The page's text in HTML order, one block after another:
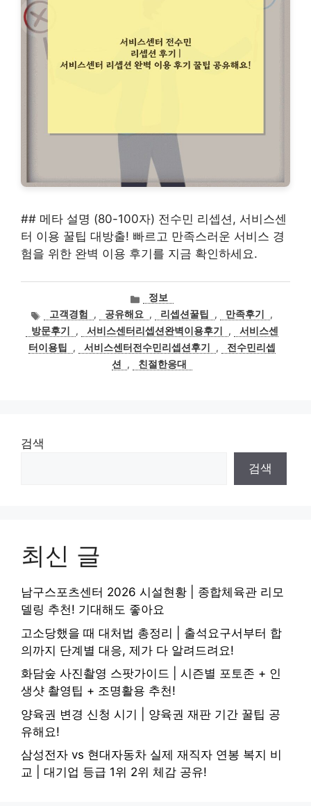
## 메타 설명 (80-100자) 전수민 리셉션, 서비스센
터 이용 꿀팁 대방출! 빠르고 만족스러운 서비스 경
험을 위한 완벽 이용 후기를 지금 확인하세요.
카
고
리
정보
태
그
고객경험 , 공유해요 , 리셉션꿀팁 , 만족후기
,
방문후기
, 서비스센터리셉션완벽이용후기 ,
서비스센
터이용팁
, 서비스센터전수민리셉션후기 ,
전수민리셉
션
, 친절한응대
검색
검색
최신 글
남구스포츠센터 2026 시설현황 | 종합체육관 리모
델링 추천! 기대해도 좋아요
고소당했을 때 대처법 총정리 | 출석요구서부터 합
의까지 단계별 대응, 제가 다 알려드려요!
화담숲 사진촬영 스팟가이드 | 시즌별 포토존 + 인
생샷 촬영팁 + 조명활용 추천!
양육권 변경 신청 시기 | 양육권 재판 기간 꿀팁 공
유해요!
삼성전자 vs 현대자동차 실제 재직자 연봉 복지 비
교 | 대기업 등급 1위 2위 체감 공유!